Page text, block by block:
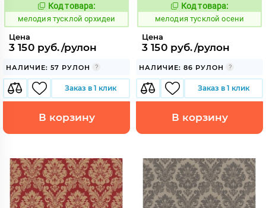
966439
Код товара:
мелодия тусклой орхидеи
Цена
3 150 руб./рулон
НАЛИЧИЕ: 57 РУЛОН
Заказ в 1 клик
В корзину
966440
Код товара:
мелодия тусклой осени
Цена
3 150 руб./рулон
НАЛИЧИЕ: 86 РУЛОН
Заказ в 1 клик
В корзину